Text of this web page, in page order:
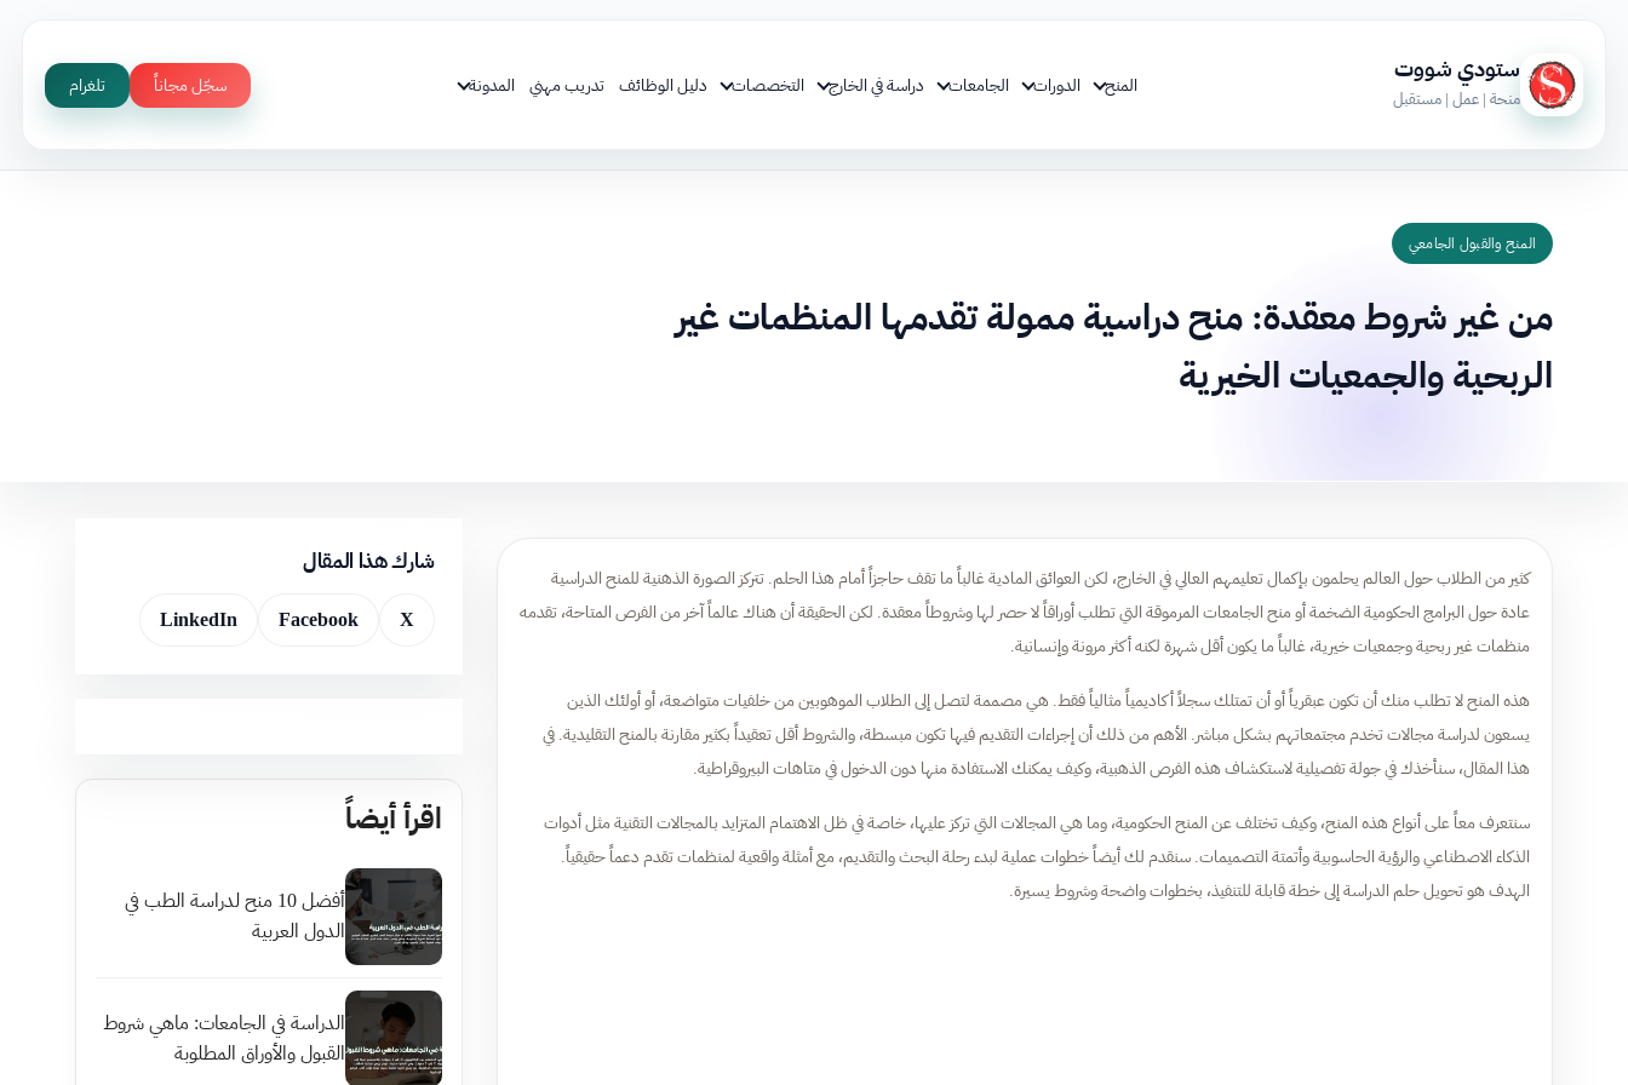
ستودي شووت
منحة | عمل | مستقبل
المنح الدورات الجامعات دراسة في الخارج التخصصات دليل الوظائف تدريب مهني المدونة سجّل مجاناً تلغرام
المنح والقبول الجامعي
من غير شروط معقدة: منح دراسية ممولة تقدمها المنظمات غير
الربحية والجمعيات الخيرية
كثير من الطلاب حول العالم يحلمون بإكمال تعليمهم العالي في الخارج، لكن العوائق المادية غالباً ما تقف حاجزاً أمام هذا الحلم. تتركز الصورة الذهنية للمنح الدراسية
عادة حول البرامج الحكومية الضخمة أو منح الجامعات المرموقة التي تطلب أوراقاً لا حصر لها وشروطاً معقدة. لكن الحقيقة أن هناك عالماً آخر من الفرص المتاحة، تقدمه
منظمات غير ربحية وجمعيات خيرية، غالباً ما يكون أقل شهرة لكنه أكثر مرونة وإنسانية.
هذه المنح لا تطلب منك أن تكون عبقرياً أو أن تمتلك سجلاً أكاديمياً مثالياً فقط. هي مصممة لتصل إلى الطلاب الموهوبين من خلفيات متواضعة، أو أولئك الذين
يسعون لدراسة مجالات تخدم مجتمعاتهم بشكل مباشر. الأهم من ذلك أن إجراءات التقديم فيها تكون مبسطة، والشروط أقل تعقيداً بكثير مقارنة بالمنح التقليدية. في
هذا المقال، سنأخذك في جولة تفصيلية لاستكشاف هذه الفرص الذهبية، وكيف يمكنك الاستفادة منها دون الدخول في متاهات البيروقراطية.
سنتعرف معاً على أنواع هذه المنح، وكيف تختلف عن المنح الحكومية، وما هي المجالات التي تركز عليها، خاصة في ظل الاهتمام المتزايد بالمجالات التقنية مثل أدوات
الذكاء الاصطناعي والرؤية الحاسوبية وأتمتة التصميمات. سنقدم لك أيضاً خطوات عملية لبدء رحلة البحث والتقديم، مع أمثلة واقعية لمنظمات تقدم دعماً حقيقياً.
الهدف هو تحويل حلم الدراسة إلى خطة قابلة للتنفيذ، بخطوات واضحة وشروط يسيرة.
شارك هذا المقال
X
Facebook
LinkedIn
اقرأ أيضاً
أفضل 10 منح لدراسة الطب في
الدول العربية
الدراسة في الجامعات: ماهي شروط
القبول والأوراق المطلوبة